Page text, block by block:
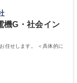
、別途その他労働条
ャル採用（第2新
たな時代を見据え
役割を担いたい、と
機G・社会イン
任せします。 ＜具体的に